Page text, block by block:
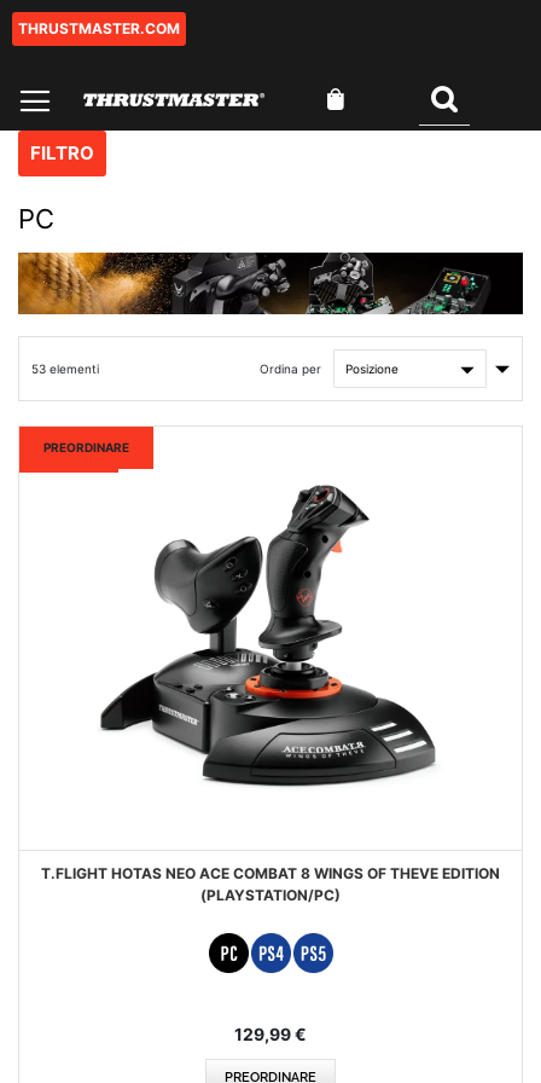
Salta
THRUSTMASTER.COM
PC
53 elementi Ordina per
Nuovo
PREORDINARE
T.FLIGHT HOTAS NEO ACE COMBAT 8 WINGS OF THEVE EDITION
(PLAYSTATION/PC)
129,99 €
PREORDINARE
FILTRO